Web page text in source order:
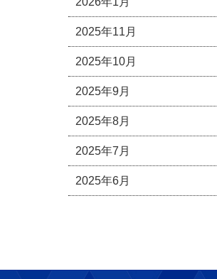
2025年11月
2025年10月
2025年9月
2025年8月
2025年7月
2025年6月